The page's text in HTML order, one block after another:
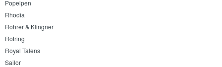
Popelpen
Rhodia
Rohrer & Klingner
Rotring
Royal Talens
Sailor